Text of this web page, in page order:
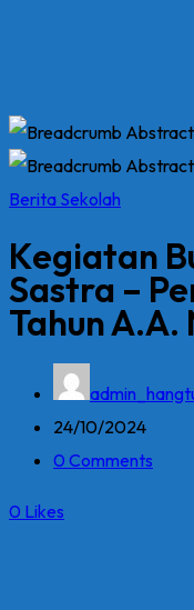
Berita Sekolah
Kegiatan
Sastra –
Tahun A.A.
24/10/2024
0 Comments
0 Likes